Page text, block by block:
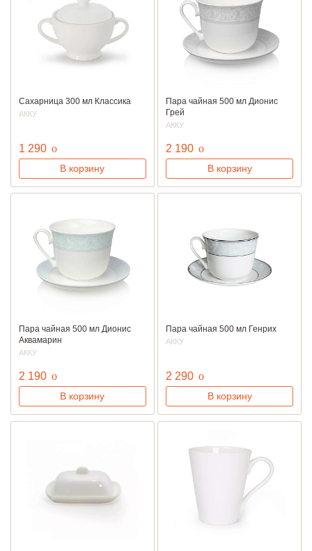
Сахарница 300 мл Классика
АККУ
1 290 руб.
o
В корзину
Пара чайная 500 мл Дионис
Грей
АККУ
2 190 руб.
o
В корзину
Пара чайная 500 мл Дионис
Аквамарин
АККУ
2 190 руб.
o
В корзину
Пара чайная 500 мл Генрих
АККУ
2 290 руб.
o
В корзину